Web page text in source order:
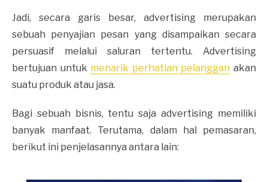
Jadi, secara garis besar, advertising merupakan
sebuah penyajian pesan yang disampaikan secara
persuasif melalui saluran tertentu. Advertising
bertujuan untuk menarik perhatian pelanggan akan
suatu produk atau jasa.
Bagi sebuah bisnis, tentu saja advertising memiliki
banyak manfaat. Terutama, dalam hal pemasaran,
berikut ini penjelasannya antara lain: